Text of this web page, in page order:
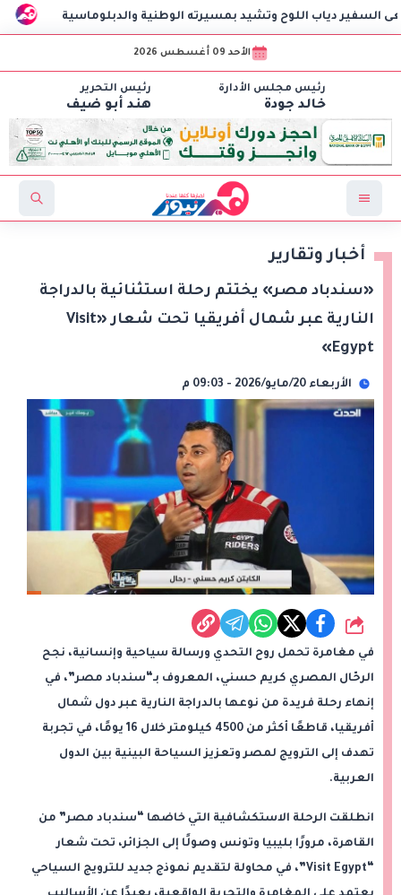
مهرجان وتشيد بمسيرته الوطنية والدبلوماسية
الأحد 09 أغسطس 2026
رئيس مجلس الأدارة
خالد جودة
رئيس التحرير
هند أبو ضيف
أخبار وتقارير
«سندباد مصر» يختتم رحلة استثنائية بالدراجة
النارية عبر شمال أفريقيا تحت شعار «Visit
Egypt»
الأربعاء 20/مايو/2026 - 09:03 م
شارك
في مغامرة تحمل روح التحدي ورسالة سياحية وإنسانية، نجح
الرحّال المصري كريم حسني، المعروف بـ“سندباد مصر”، في
إنهاء رحلة فريدة من نوعها بالدراجة النارية عبر دول شمال
أفريقيا، قاطعًا أكثر من 4500 كيلومتر خلال 16 يومًا، في تجربة
تهدف إلى الترويج لمصر وتعزيز السياحة البينية بين الدول
العربية.
انطلقت الرحلة الاستكشافية التي خاضها “سندباد مصر” من
القاهرة، مرورًا بليبيا وتونس وصولًا إلى الجزائر، تحت شعار
“Visit Egypt”، في محاولة لتقديم نموذج جديد للترويج السياحي